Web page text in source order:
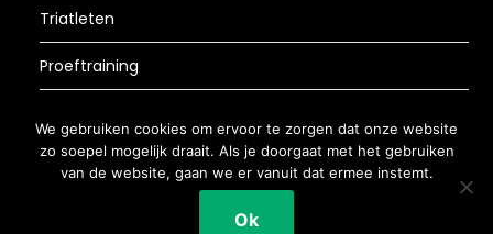
Triatleten
Proeftraining
| WordPress Theme by
We gebruiken cookies om ervoor te zorgen dat onze website
zo soepel mogelijk draait. Als je doorgaat met het gebruiken
van de website, gaan we er vanuit dat ermee instemt.
Ok